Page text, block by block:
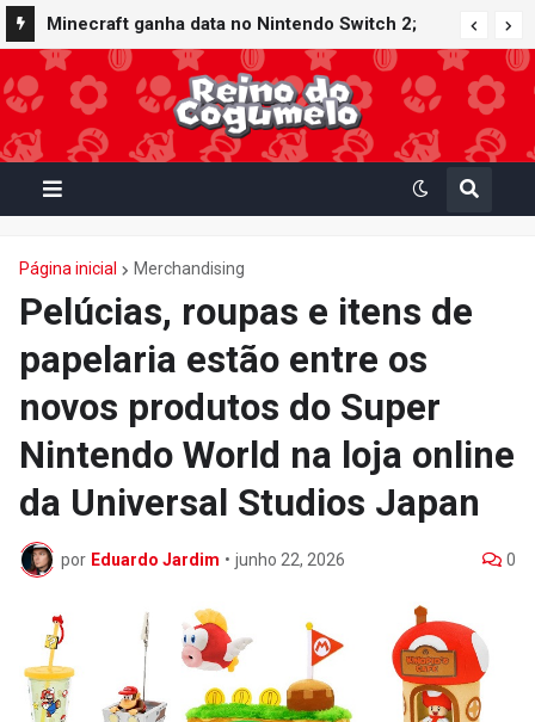
Minecraft ganha data no Nintendo Switch 2;
Super Mario Mash-Up receberá atualização
gráfica exclusiva
Página inicial Merchandising
Pelúcias, roupas e itens de
papelaria estão entre os
novos produtos do Super
Nintendo World na loja online
da Universal Studios Japan
por Eduardo Jardim • junho 22, 2026 0